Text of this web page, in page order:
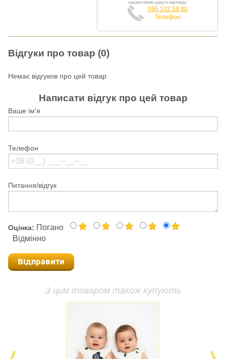
задоволенням дадуть відповідь
095 102 58 80
Телефон
Відгуки про товар (0)
Немає відгуков про цей товар
Написати відгук про цей товар
Ваше ім'я
Телефон
Питання/відгук
Оцінка: Погано
Відмінно
Відправити
З цим товаром також купують